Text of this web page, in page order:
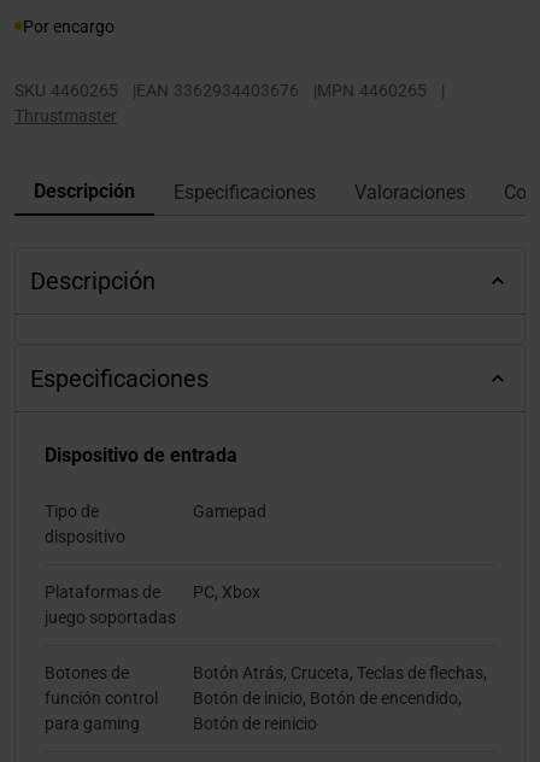
Por encargo
SKU 4460265 |EAN 3362934403676 |MPN 4460265
|
Thrustmaster
Descripción Especificaciones Valoraciones
Descripción
Especificaciones
Dispositivo de entrada
Tipo de
dispositivo
Gamepad
Plataformas de
juego soportadas
PC, Xbox
Botones de
función control
para gaming
Botón Atrás, Cruceta, Teclas de flechas,
Botón de inicio, Botón de encendido,
Botón de reinicio